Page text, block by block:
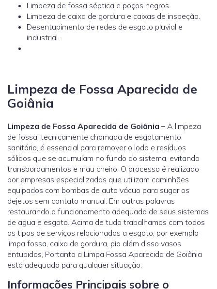
Limpeza de fossa séptica e poços negros.
Limpeza de caixa de gordura e caixas de inspeção.
Desentupimento de redes de esgoto pluvial e
industrial.
Limpeza de Fossa Aparecida de
Goiânia
Limpeza de Fossa Aparecida de Goiânia – A limpeza
de fossa, tecnicamente chamada de esgotamento
sanitário, é essencial para remover o lodo e resíduos
sólidos que se acumulam no fundo do sistema, evitando
transbordamentos e mau cheiro. O processo é realizado
por empresas especializadas que utilizam caminhões
equipados com bombas de auto vácuo para sugar os
dejetos sem contato manual. Em outras palavras
restaurando o funcionamento adequado de seus sistemas
de agua e esgoto. Acima de tudo trabalhamos com todos
os tipos de serviços relacionados a esgoto, por exemplo
limpa fossa, caixa de gordura, pia além disso vasos
entupidos, Portanto a Limpa Fossa Aparecida de Goiânia
está adequada para qualquer situação.
Informações Principais sobre o